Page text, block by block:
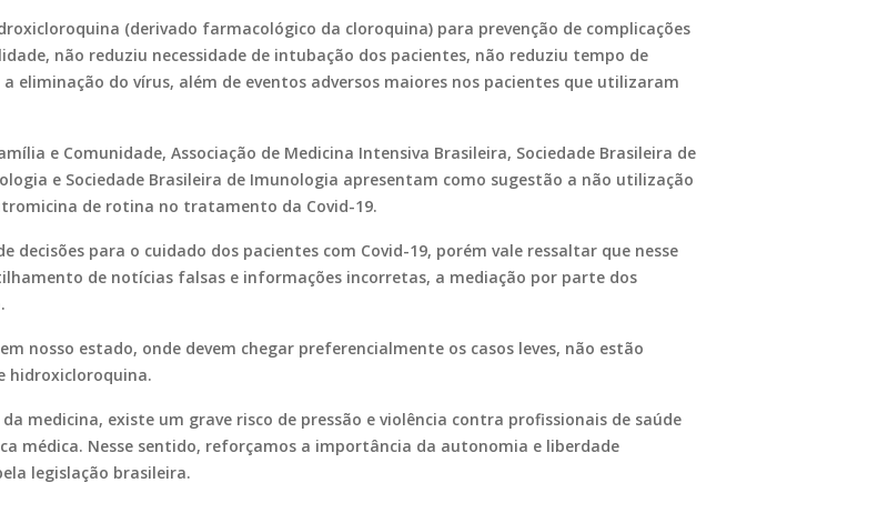
(derivado farmacológico da cloroquina) para prevenção de complicações
não reduziu necessidade de intubação dos pacientes, não reduziu tempo de
eliminação do vírus, além de eventos adversos maiores nos pacientes que utilizaram
e Comunidade, Associação de Medicina Intensiva Brasileira, Sociedade Brasileira de
e Sociedade Brasileira de Imunologia apresentam como sugestão a não utilização
de rotina no tratamento da Covid-19.
para o cuidado dos pacientes com Covid-19, porém vale ressaltar que nesse
de notícias falsas e informações incorretas, a mediação por parte dos
nosso estado, onde devem chegar preferencialmente os casos leves, não estão
hidroxicloroquina.
medicina, existe um grave risco de pressão e violência contra profissionais de saúde
médica. Nesse sentido, reforçamos a importância da autonomia e liberdade
legislação brasileira.